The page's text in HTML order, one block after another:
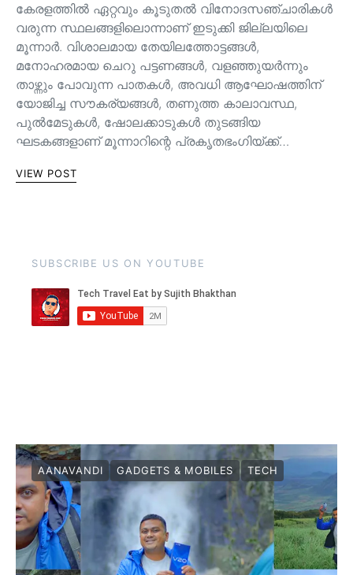
കേരളത്തിൽ ഏറ്റവും കൂടുതൽ വിനോദസഞ്ചാരികൾ
വരുന്ന സ്ഥലങ്ങളിലൊന്നാണ് ഇടുക്കി ജില്ലയിലെ
മൂന്നാർ. വിശാലമായ തേയിലത്തോട്ടങ്ങള്‍,
മനോഹരമായ ചെറു പട്ടണങ്ങള്‍, വളഞ്ഞുയര്‍ന്നും
താഴ്ന്നും പോവുന്ന പാതകള്‍, അവധി ആഘോഷത്തിന്
യോജിച്ച സൗകര്യങ്ങള്‍, തണുത്ത കാലാവസ്ഥ,
പുൽമേടുകൾ, ഷോലക്കാടുകൾ തുടങ്ങിയ
ഘടകങ്ങളാണ് മൂന്നാറിന്റെ പ്രകൃതഭംഗിയ്ക്ക്…
VIEW POST
SUBSCRIBE US ON YOUTUBE
AANAVANDI GADGETS & MOBILES TECH